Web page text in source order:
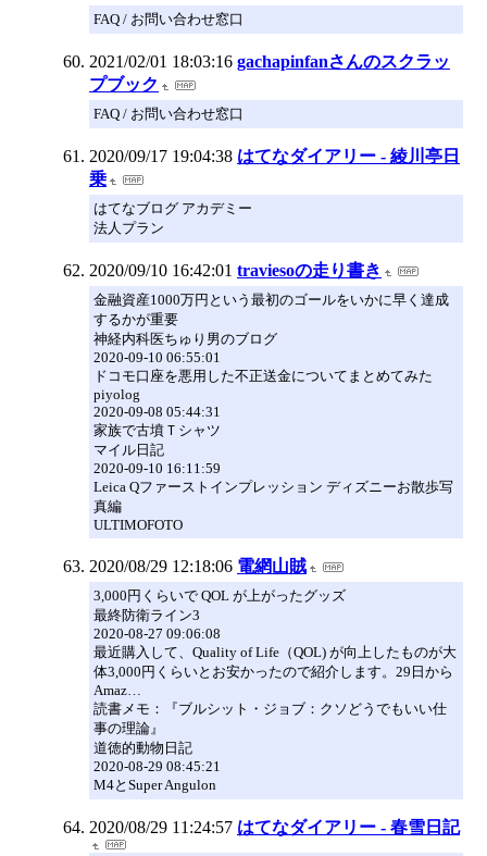
FAQ / お問い合わせ窓口
2021/02/01 18:03:16 gachapinfanさんのスクラッ
プブック
FAQ / お問い合わせ窓口
2020/09/17 19:04:38 はてなダイアリー - 綾川亭日
乗
はてなブログ アカデミー
法人プラン
2020/09/10 16:42:01 traviesoの走り書き
金融資産1000万円という最初のゴールをいかに早く達成
するかが重要
神経内科医ちゅり男のブログ
2020-09-10 06:55:01
ドコモ口座を悪用した不正送金についてまとめてみた
piyolog
2020-09-08 05:44:31
家族で古墳Ｔシャツ
マイル日記
2020-09-10 16:11:59
Leica Qファーストインプレッション ディズニーお散歩写
真編
ULTIMOFOTO
2020/08/29 12:18:06 電網山賊
3,000円くらいで QOL が上がったグッズ
最終防衛ライン3
2020-08-27 09:06:08
最近購入して、Quality of Life（QOL) が向上したものが大
体3,000円くらいとお安かったので紹介します。29日から
Amaz…
読書メモ：『ブルシット・ジョブ：クソどうでもいい仕
事の理論』
道徳的動物日記
2020-08-29 08:45:21
M4とSuper Angulon
2020/08/29 11:24:57 はてなダイアリー - 春雪日記